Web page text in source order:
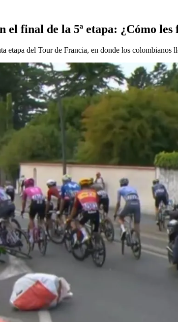
final de la 5ª etapa: ¿Cómo les
etapa del Tour de Francia, en donde los colombianos